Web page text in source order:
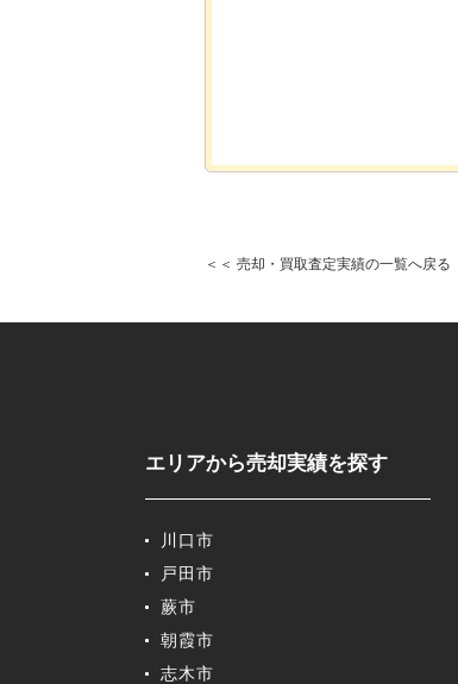
＜＜ 売却・買取査定実績の一覧へ戻る
エリアから売却実績を探す
川口市
戸田市
蕨市
朝霞市
志木市